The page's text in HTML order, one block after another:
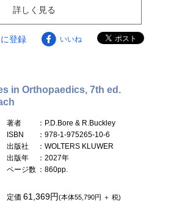
詳しく見る
登録 いいね
in Orthopaedics, 7th ed.
著者
：P.D.Bore & R.Buckley
ISBN
：978-1-975265-10-6
出版社
：WOLTERS KLUWER
出版年
：2027年
ページ数 ：860pp.
定価61,369円(本体55,790円 ＋ 税)